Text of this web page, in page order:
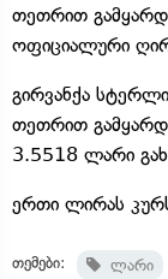
თეთრით
ოფიციალური
გირვანქა
თეთრით
3.5518 ლარი
ერთი ლირას
თემები: ლარი